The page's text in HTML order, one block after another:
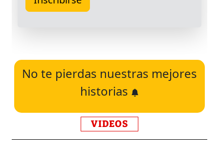
No te pierdas nuestras mejores
historias
VIDEOS